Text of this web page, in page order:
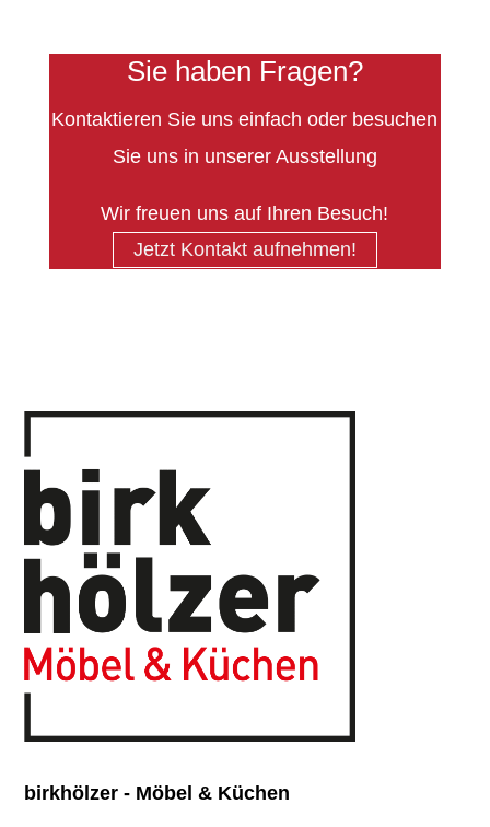
Sie haben Fragen?
Kontaktieren Sie uns einfach oder besuchen
Sie uns in unserer Ausstellung
Wir freuen uns auf Ihren Besuch!
Jetzt Kontakt aufnehmen!
birkhölzer - Möbel & Küchen